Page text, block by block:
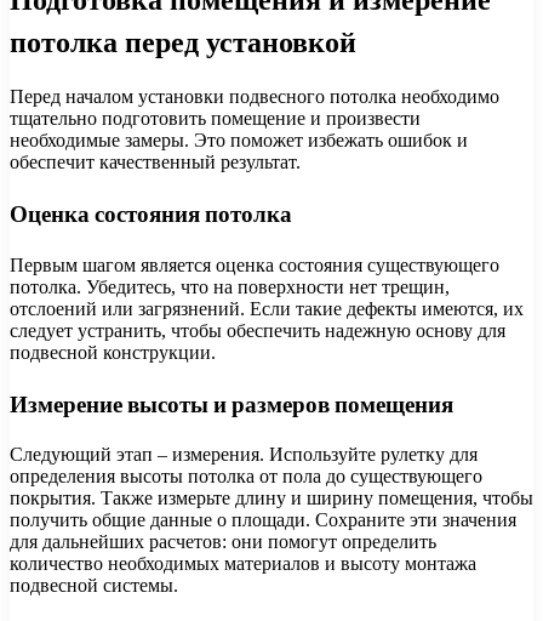
потолка перед установкой
Перед началом установки подвесного потолка необходимо
тщательно подготовить помещение и произвести
необходимые замеры. Это поможет избежать ошибок и
обеспечит качественный результат.
Оценка состояния потолка
Первым шагом является оценка состояния существующего
потолка. Убедитесь, что на поверхности нет трещин,
отслоений или загрязнений. Если такие дефекты имеются, их
следует устранить, чтобы обеспечить надежную основу для
подвесной конструкции.
Измерение высоты и размеров помещения
Следующий этап – измерения. Используйте рулетку для
определения высоты потолка от пола до существующего
покрытия. Также измерьте длину и ширину помещения, чтобы
получить общие данные о площади. Сохраните эти значения
для дальнейших расчетов: они помогут определить
количество необходимых материалов и высоту монтажа
подвесной системы.